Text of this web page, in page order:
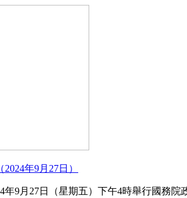
年9月27日）
年9月27日（星期五）下午4時舉行國務